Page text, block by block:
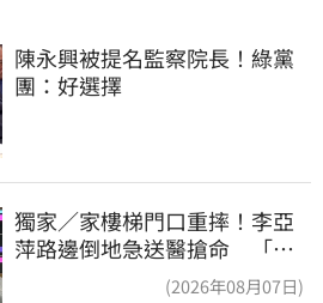
陳永興被提名監察院長！綠黨
團：好選擇
獨家／家樓梯門口重摔！李亞
萍路邊倒地急送醫搶命 「最
(2026年08月07日)